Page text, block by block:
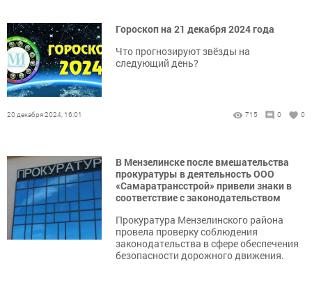
Гороскоп на 21 декабря 2024 года
Что прогнозируют звёзды на
следующий день?
20 декабря 2024, 16:01 715 0 0
В Мензелинске после вмешательства
прокуратуры в деятельность ООО
«Самаратрансстрой» привели знаки в
соответствие с законодательством
Прокуратура Мензелинского района
провела проверку соблюдения
законодательства в сфере обеспечения
безопасности дорожного движения.